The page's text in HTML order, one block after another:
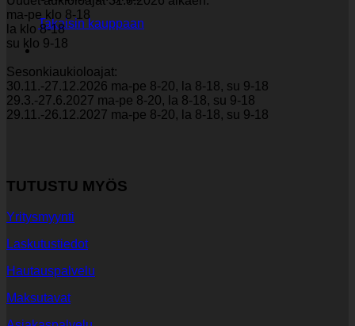
Takaisin kauppaan
ma-pe klo 8-18
la klo 8-18
su klo 9-18
Sesonkiaukioloajat:
30.11.-27.12.2026 ma-pe 8-20, la 8-18, su 9-18
29.3.-27.6.2027 ma-pe 8-20, la 8-18, su 9-18
29.11.-26.12.2027 ma-pe 8-20, la 8-18, su 9-18
TUTUSTU MYÖS
Yritysmyynti
Laskutustiedot
Hautauspalvelu
Maksutavat